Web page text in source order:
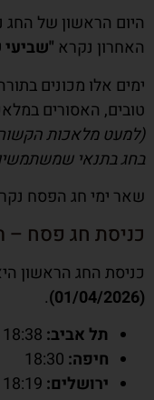
ליל הסדר
לסיום
היום הראשון של החג
האחרון נקרא
ימים אלו מכונים
טובים, האסורים
(למעט מלאכות
בחג בתנאי
שאר ימי חג הפסח
כניסת חג פסח –
כניסת החג הראשון
(01/04/2026)
.
תל אביב:
חיפה:
ירושלים: